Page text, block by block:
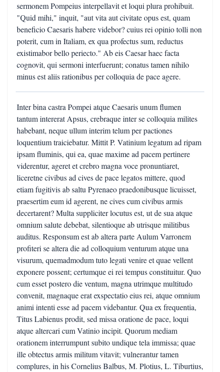
sermonem Pompeius interpellavit et loqui plura prohibuit.
"Quid mihi," inquit, "aut vita aut civitate opus est, quam
beneficio Caesaris habere videbor? cuius rei opinio tolli non
poterit, cum in Italiam, ex qua profectus sum, reductus
existimabor bello periecto." Ab eis Caesar haec facta
cognovit, qui sermoni interfuerunt; conatus tamen nihilo
minus est aliis rationibus per colloquia de pace agere.
Inter bina castra Pompei atque Caesaris unum flumen
tantum intererat Apsus, crebraque inter se colloquia milites
habebant, neque ullum interim telum per pactiones
loquentium traiciebatur. Mittit P. Vatinium legatum ad ripam
ipsam fluminis, qui ea, quae maxime ad pacem pertinere
viderentur, ageret et crebro magna voce pronuntiaret,
liceretne civibus ad cives de pace legatos mittere, quod
etiam fugitivis ab saltu Pyrenaeo praedonibusque licuisset,
praesertim eum id agerent, ne cives cum civibus armis
decertarent? Multa suppliciter locutus est, ut de sua atque
omnium salute debebat, silentioque ab utrisque militibus
auditus. Responsum est ab altera parte Aulum Varronem
profiteri se altera die ad colloquium venturum atque una
visurum, quemadmodum tuto legati venire et quae vellent
exponere possent; certumque ei rei tempus constituitur. Quo
cum esset postero die ventum, magna utrimque multitudo
convenit, magnaque erat exspectatio eius rei, atque omnium
animi intenti esse ad pacem videbantur. Qua ex frequentia,
Titus Labienus prodit, sed missa oratione de pace, loqui
atque altercari cum Vatinio incipit. Quorum mediam
orationem interrumpunt subito undique tela immissa; quae
ille obtectus armis militum vitavit; vulnerantur tamen
complures, in his Cornelius Balbus, M. Plotius, L. Tiburtius,